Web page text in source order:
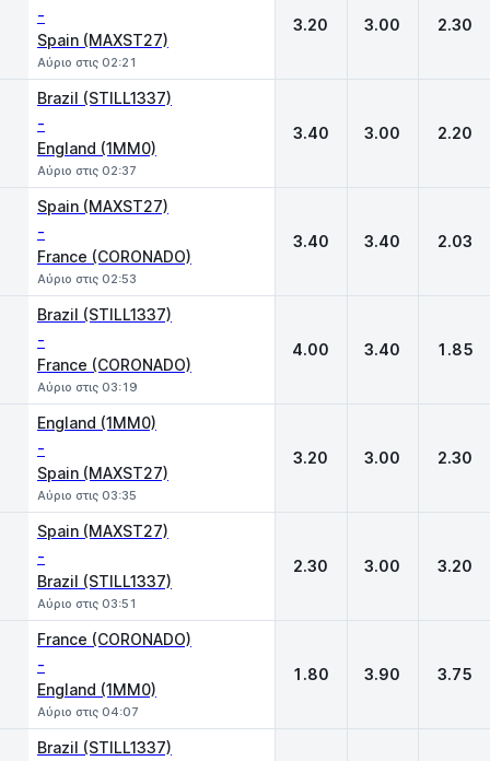
-
Spain (MAXST27)
Αύριο στις 02:21
3.20 3.00 2.30
Brazil (STILL1337)
-
England (1MM0)
Αύριο στις 02:37
3.40 3.00 2.20
Spain (MAXST27)
-
France (CORONADO)
Αύριο στις 02:53
3.40 3.40 2.03
Brazil (STILL1337)
-
France (CORONADO)
Αύριο στις 03:19
4.00 3.40 1.85
England (1MM0)
-
Spain (MAXST27)
Αύριο στις 03:35
3.20 3.00 2.30
Spain (MAXST27)
-
Brazil (STILL1337)
Αύριο στις 03:51
2.30 3.00 3.20
France (CORONADO)
-
England (1MM0)
Αύριο στις 04:07
1.80 3.90 3.75
Brazil (STILL1337)